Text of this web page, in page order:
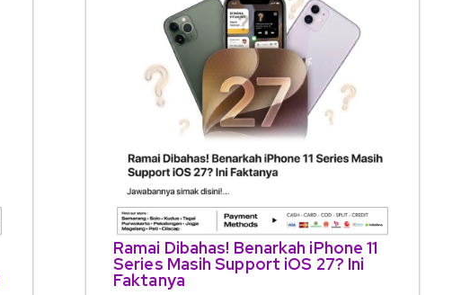
Ramai Dibahas! Benarkah iPhone 11
Series Masih Support iOS 27? Ini
Faktanya